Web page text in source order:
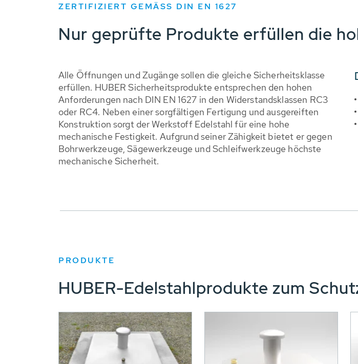
ZERTIFIZIERT GEMÄSS DIN EN 1627
Nur geprüfte Produkte erfüllen die
Alle Öffnungen und Zugänge sollen die gleiche Sicherheitsklasse
erfüllen. HUBER Sicherheitsprodukte entsprechen den hohen
Anforderungen nach DIN EN 1627 in den Widerstandsklassen RC3
oder RC4. Neben einer sorgfältigen Fertigung und ausgereiften
Konstruktion sorgt der Werkstoff Edelstahl für eine hohe
mechanische Festigkeit. Aufgrund seiner Zähigkeit bietet er gegen
Bohrwerkzeuge, Sägewerkzeuge und Schleifwerkzeuge höchste
mechanische Sicherheit.
PRODUKTE
HUBER-Edelstahlprodukte zum